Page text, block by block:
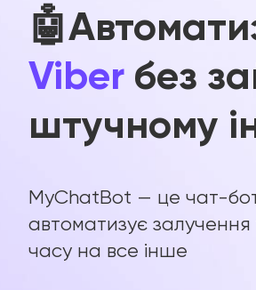
Viber без
штучному
MyChatBot — це чат-
автоматизує залучення
часу на все інше